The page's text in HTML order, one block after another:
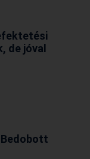
de jóval